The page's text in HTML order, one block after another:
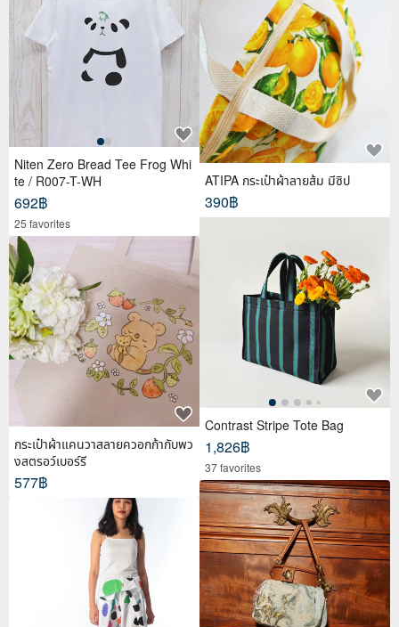
Niten Zero Bread Tee Frog Whi
te / R007-T-WH
692฿
25 favorites
กระเป๋าผ้าแคนวาสลายควอกก้ากับพว
งสตรอว์เบอร์รี
577฿
ATIPA กระเป๋าผ้าลายส้ม มีซิป
390฿
Contrast Stripe Tote Bag
1,826฿
37 favorites